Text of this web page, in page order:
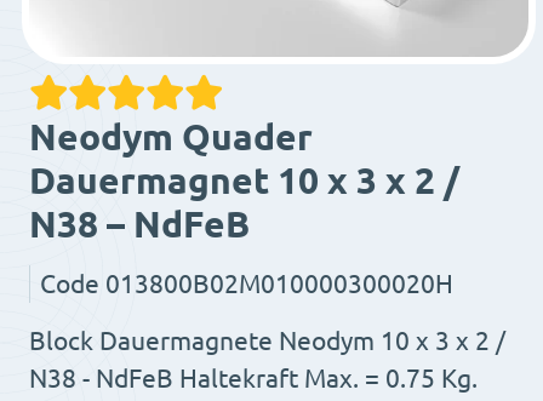
Neodym Quader
Dauermagnet 10 x 3 x 2 /
N38 – NdFeB
Code 013800B02M010000300020H
Block Dauermagnete Neodym 10 x 3 x 2 /
N38 - NdFeB Haltekraft Max. = 0.75 Kg.